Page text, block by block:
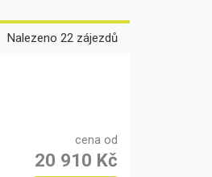
Nalezeno 22 zájezdů
cena od
20 910 Kč